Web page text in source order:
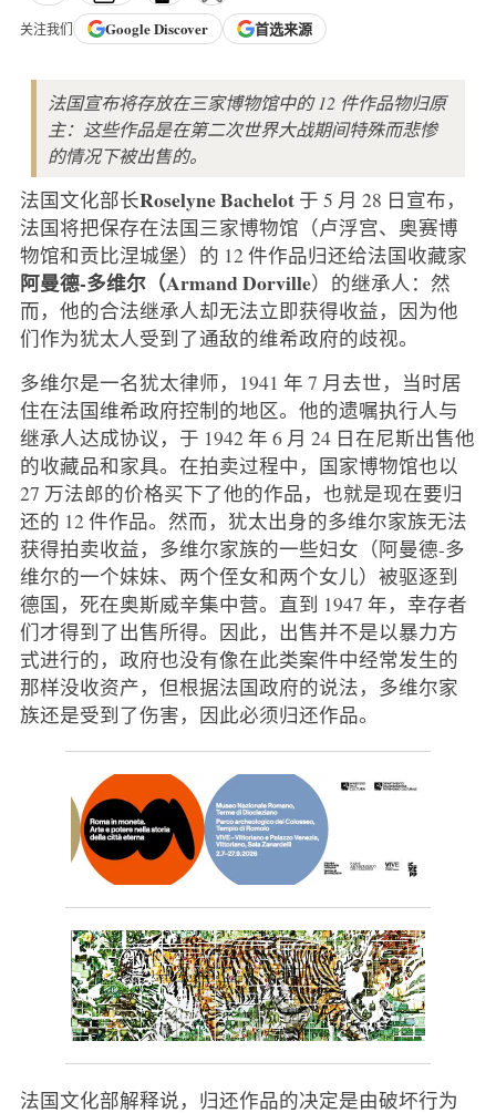
关注我们 GoogleDiscover 首选来源
法国宣布将存放在三家博物馆中的 12 件作品物归原
主：这些作品是在第二次世界大战期间特殊而悲惨
的情况下被出售的。
法国文化部长Roselyne Bachelot于 5 月 28 日宣布，
法国将把保存在法国三家博物馆（卢浮宫、奥赛博
物馆和贡比涅城堡）的 12 件作品归还给法国收藏家
阿曼德-多维尔（Armand Dorville）的继承人：然
而，他的合法继承人却无法立即获得收益，因为他
们作为犹太人受到了通敌的维希政府的歧视。
多维尔是一名犹太律师，1941 年 7 月去世，当时居
住在法国维希政府控制的地区。他的遗嘱执行人与
继承人达成协议，于 1942 年 6 月 24 日在尼斯出售他
的收藏品和家具。在拍卖过程中，国家博物馆也以
27 万法郎的价格买下了他的作品，也就是现在要归
还的 12 件作品。然而，犹太出身的多维尔家族无法
获得拍卖收益，多维尔家族的一些妇女（阿曼德-多
维尔的一个妹妹、两个侄女和两个女儿）被驱逐到
德国，死在奥斯威辛集中营。直到 1947 年，幸存者
们才得到了出售所得。因此，出售并不是以暴力方
式进行的，政府也没有像在此类案件中经常发生的
那样没收资产，但根据法国政府的说法，多维尔家
族还是受到了伤害，因此必须归还作品。
法国文化部解释说，归还作品的决定是由破坏行为